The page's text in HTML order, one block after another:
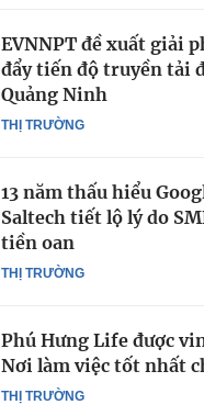
THỊ TRƯỜNG
EVNNPT đề xuất giải
đẩy tiến độ truyền tải
Quảng Ninh
THỊ TRƯỜNG
13 năm thấu hiểu
Saltech tiết lộ lý do
tiền oan
THỊ TRƯỜNG
Phú Hưng Life được
Nơi làm việc tốt nhất